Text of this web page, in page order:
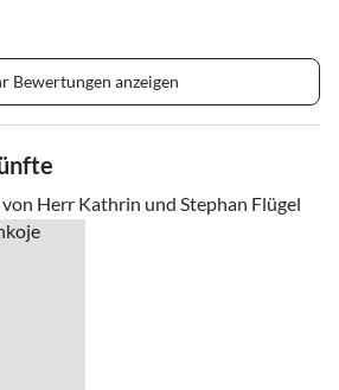
Bewertungen anzeigen
Herr Kathrin und Stephan Flügel